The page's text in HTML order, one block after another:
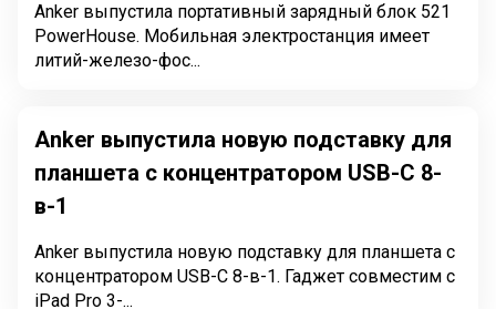
Anker выпустила портативный зарядный блок 521
PowerHouse. Мобильная электростанция имеет
литий-железо-фос...
Anker выпустила новую подставку для
планшета с концентратором USB-C 8-
в-1
Anker выпустила новую подставку для планшета с
концентратором USB-C 8-в-1. Гаджет совместим с
iPad Pro 3-...